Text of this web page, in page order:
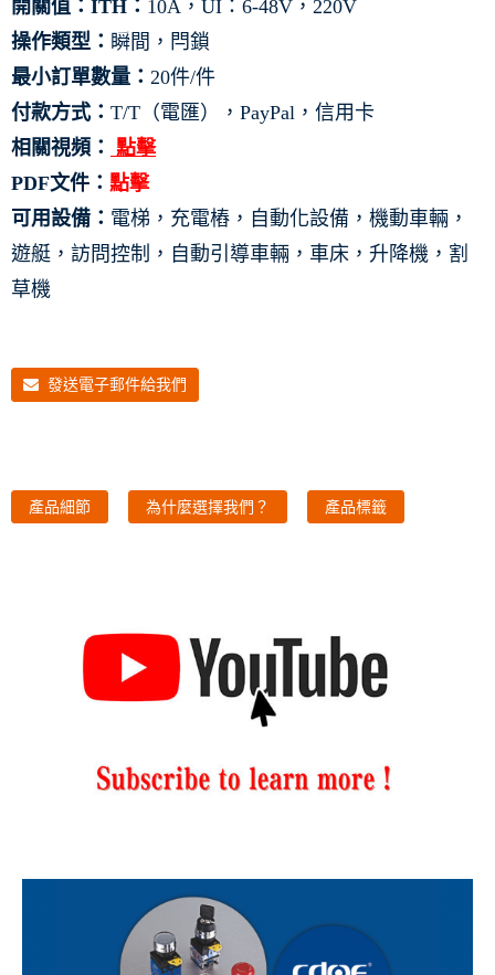
開關值：ITH： 10A，UI：6-48V，220V
操作類型： 瞬間，閂鎖
最小訂單數量： 20件/件
付款方式： T/T（電匯），PayPal，信用卡
相關視頻：
點擊
PDF文件： 點擊
可用設備： 電梯，充電樁，自動化設備，機動車輛，
遊艇，訪問控制，自動引導車輛，車床，升降機，割
草機
發送電子郵件給我們
產品細節 為什麼選擇我們？ 產品標籤